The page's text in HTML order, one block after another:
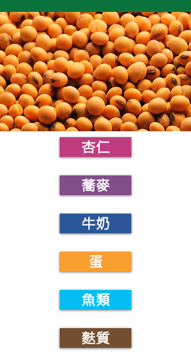
杏仁
蕎麥
牛奶
蛋
魚類
麩質